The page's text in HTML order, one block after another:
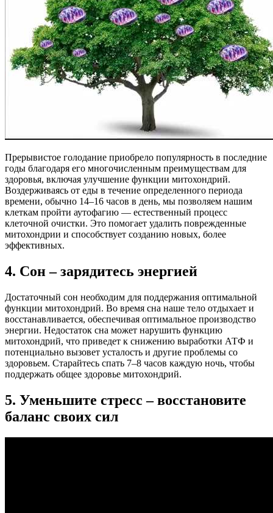
Прерывистое голодание приобрело популярность в последние
годы благодаря его многочисленным преимуществам для
здоровья, включая улучшение функции митохондрий.
Воздерживаясь от еды в течение определенного периода
времени, обычно 14–16 часов в день, мы позволяем нашим
клеткам пройти аутофагию — естественный процесс
клеточной очистки. Это помогает удалить поврежденные
митохондрии и способствует созданию новых, более
эффективных.
4. Сон – зарядитесь энергией
Достаточный сон необходим для поддержания оптимальной
функции митохондрий. Во время сна наше тело отдыхает и
восстанавливается, обеспечивая оптимальное производство
энергии. Недостаток сна может нарушить функцию
митохондрий, что приведет к снижению выработки АТФ и
потенциально вызовет усталость и другие проблемы со
здоровьем. Старайтесь спать 7–8 часов каждую ночь, чтобы
поддержать общее здоровье митохондрий.
5. Уменьшите стресс – восстановите
баланс своих сил